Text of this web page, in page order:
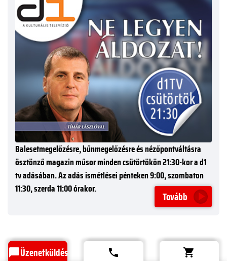
Balesetmegelőzésre, bűnmegelőzésre és nézőpontváltásra
ösztönző magazin műsor minden csütörtökön 21:30-kor a d1
tv adásában. Az adás ismétlései pénteken 9:00, szombaton
11:30, szerda 11:00 órakor.
Tovább
chat_bubbleÜzenetküldés phone shopping_cart